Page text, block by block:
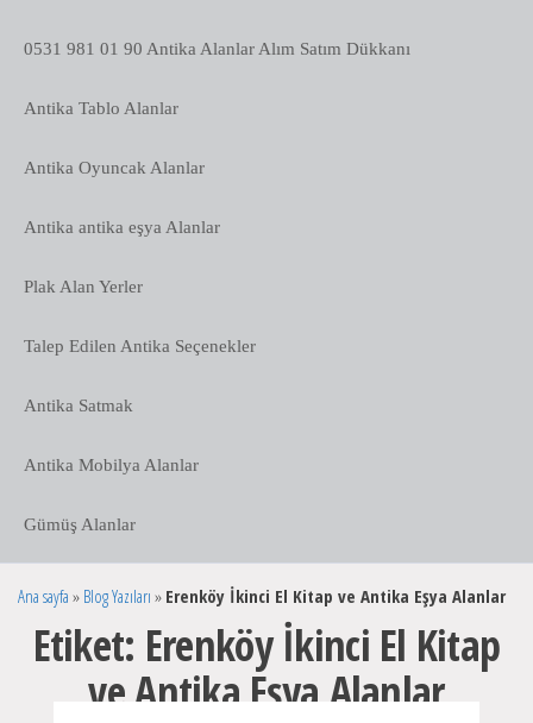
0531 981 01 90 Antika Alanlar Alım Satım Dükkanı
Antika Tablo Alanlar
Antika Oyuncak Alanlar
Antika antika eşya Alanlar
Plak Alan Yerler
Talep Edilen Antika Seçenekler
Antika Satmak
Antika Mobilya Alanlar
Gümüş Alanlar
Ana sayfa » Blog Yazıları » Erenköy İkinci El Kitap ve Antika Eşya Alanlar
Etiket: Erenköy İkinci El Kitap
ve Antika Eşya Alanlar